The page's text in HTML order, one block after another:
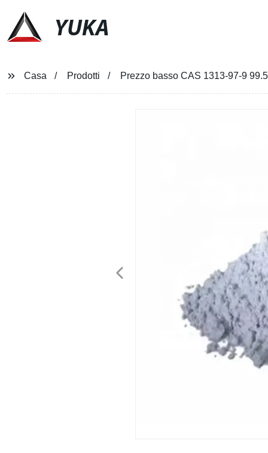
YUKA
Casa Prodotti Prezzo basso CAS 1313-97-9